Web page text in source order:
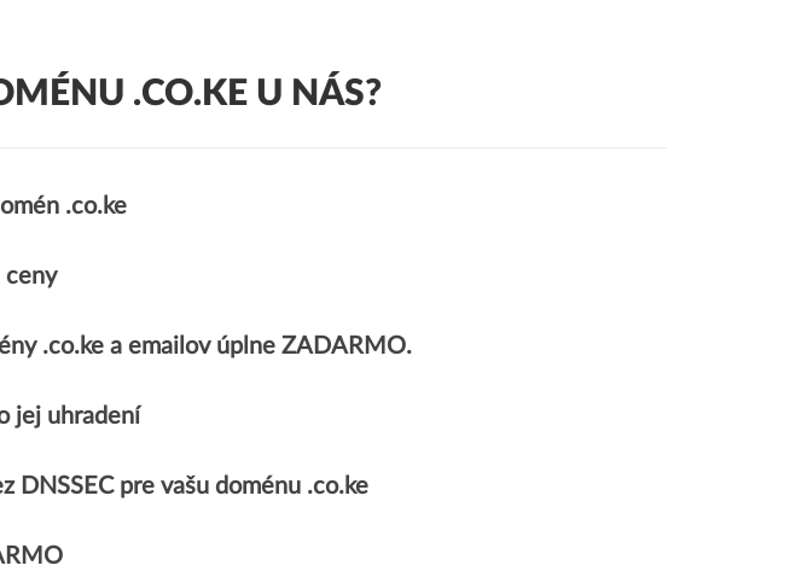
.CO.KE U NÁS?
.co.ke
ceny
.co.ke a emailov úplne ZADARMO.
jej uhradení
DNSSEC pre vašu doménu .co.ke